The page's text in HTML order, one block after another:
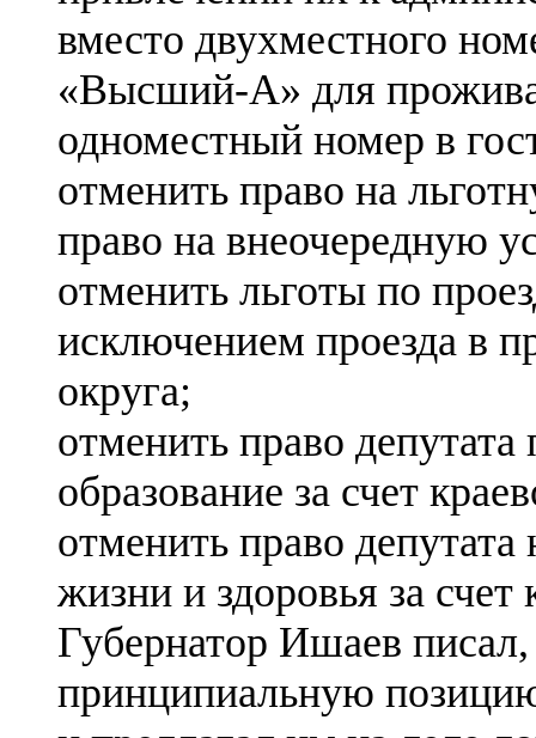
вместо двухместного
«Высший-А» для
одноместный номер в
отменить право на
право на внеочередную
отменить льготы по
исключением проезда в
округа;
отменить право
образование за счет
отменить право депутата
жизни и здоровья за
Губернатор Ишаев писал,
принципиальную